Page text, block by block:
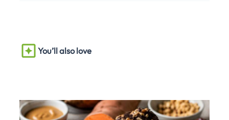
You’ll also love